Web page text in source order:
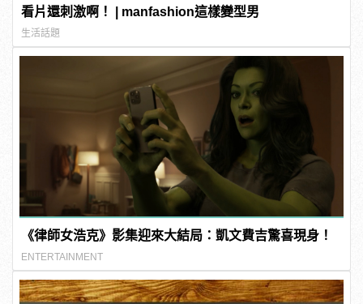
看片還刺激啊！ | manfashion這樣變型男
生活話題
《律師女浩克》影集迎來大結局：凱文費吉驚喜現身！
ENTERTAINMENT